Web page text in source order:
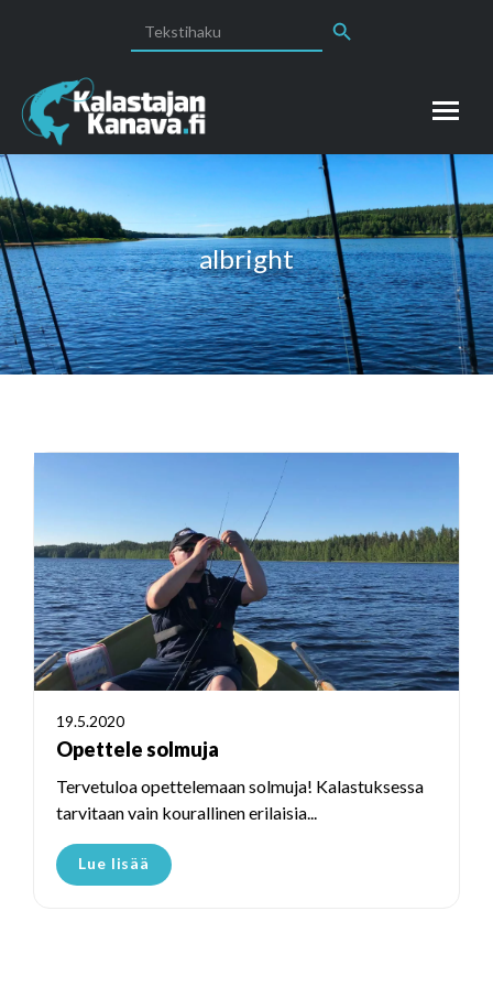
for:
albright
19.5.2020
Opettele solmuja
Tervetuloa opettelemaan solmuja! Kalastuksessa
tarvitaan vain kourallinen erilaisia...
Lue lisää